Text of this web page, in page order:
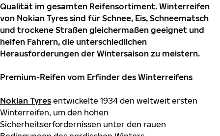
Qualität im gesamten Reifensortiment. Winterreifen
von Nokian Tyres sind für Schnee, Eis, Schneematsch
und trockene Straßen gleichermaßen geeignet und
helfen Fahrern, die unterschiedlichen
Herausforderungen der Wintersaison zu meistern.
Premium-Reifen vom Erfinder des Winterreifens
Nokian Tyres entwickelte 1934 den weltweit ersten
Winterreifen, um den hohen
Sicherheitserfordernissen unter den rauen